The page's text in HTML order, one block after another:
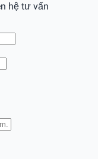
hệ tư vấn